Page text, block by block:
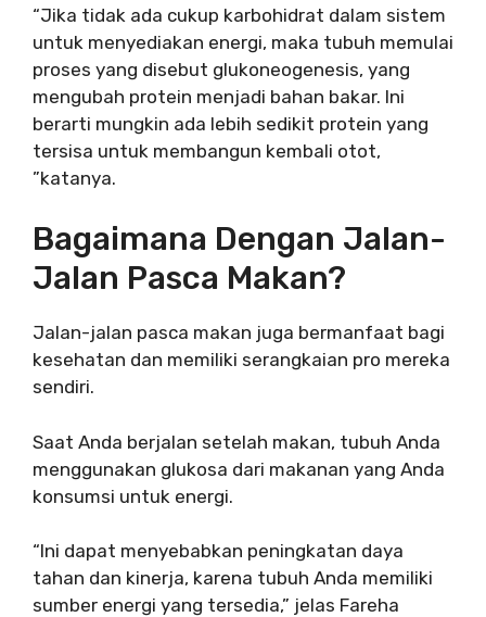
“Jika tidak ada cukup karbohidrat dalam sistem
untuk menyediakan energi, maka tubuh memulai
proses yang disebut glukoneogenesis, yang
mengubah protein menjadi bahan bakar. Ini
berarti mungkin ada lebih sedikit protein yang
tersisa untuk membangun kembali otot,
”katanya.
Bagaimana Dengan Jalan-
Jalan Pasca Makan?
Jalan-jalan pasca makan juga bermanfaat bagi
kesehatan dan memiliki serangkaian pro mereka
sendiri.
Saat Anda berjalan setelah makan, tubuh Anda
menggunakan glukosa dari makanan yang Anda
konsumsi untuk energi.
“Ini dapat menyebabkan peningkatan daya
tahan dan kinerja, karena tubuh Anda memiliki
sumber energi yang tersedia,” jelas Fareha